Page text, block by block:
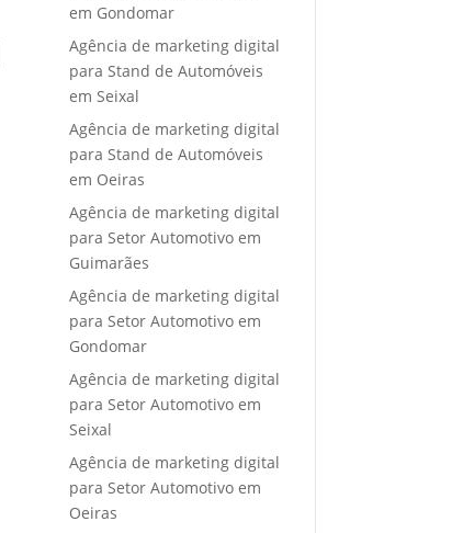
em Gondomar
Agência de marketing digital
para Stand de Automóveis
em Seixal
Agência de marketing digital
para Stand de Automóveis
em Oeiras
Agência de marketing digital
para Setor Automotivo em
Guimarães
Agência de marketing digital
para Setor Automotivo em
Gondomar
Agência de marketing digital
para Setor Automotivo em
Seixal
Agência de marketing digital
para Setor Automotivo em
Oeiras